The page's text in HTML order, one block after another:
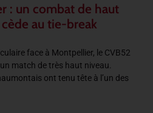
: un combat de haut
au tie-break
face à Montpellier, le CVB52
match de très haut niveau.
ont tenu tête à l’un des